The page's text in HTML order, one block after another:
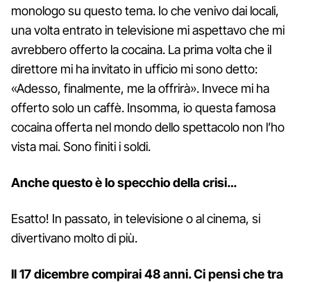
monologo su questo tema. Io che venivo dai locali,
una volta entrato in televisione mi aspettavo che mi
avrebbero offerto la cocaina. La prima volta che il
direttore mi ha invitato in ufficio mi sono detto:
«Adesso, finalmente, me la offrirà». Invece mi ha
offerto solo un caffè. Insomma, io questa famosa
cocaina offerta nel mondo dello spettacolo non l’ho
vista mai. Sono finiti i soldi.
Anche questo è lo specchio della crisi…
Esatto! In passato, in televisione o al cinema, si
divertivano molto di più.
Il 17 dicembre compirai 48 anni. Ci pensi che tra